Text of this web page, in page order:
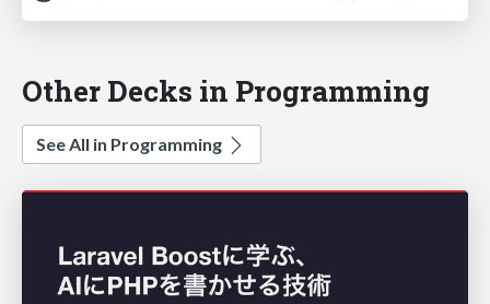
Other Decks in Programming
See All in Programming